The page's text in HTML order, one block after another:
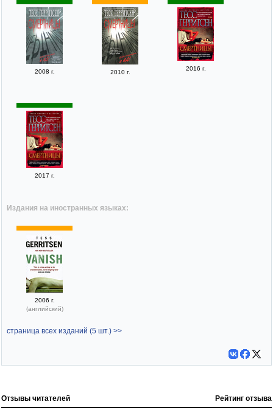
2008 г. 2010 г.
2016 г.
2017 г.
Издания на иностранных языках:
2006 г.
(английский)
страница всех изданий (5 шт.) >>
Отзывы читателей Рейтинг отзыва